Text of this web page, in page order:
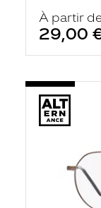
À partir
29,00